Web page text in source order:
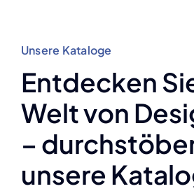
Unsere Kataloge
Entdecken
Welt von
–
unsere